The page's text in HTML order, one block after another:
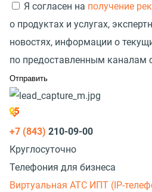
Я согласен на получение
о продуктах и услугах,
новостях, информации о
по предоставленным каналам
+7 (843) 210-09-00
Круглосуточно
Телефония для бизнеса
Виртуальная АТС ИПТ (IP-